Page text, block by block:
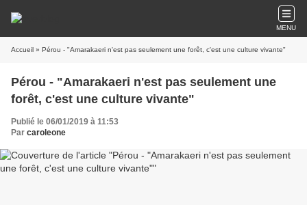
MENU
Accueil » Pérou - "Amarakaeri n'est pas seulement une forêt, c'est une culture vivante"
Pérou - "Amarakaeri n'est pas seulement une
forêt, c'est une culture vivante"
Publié le 06/01/2019 à 11:53
Par caroleone